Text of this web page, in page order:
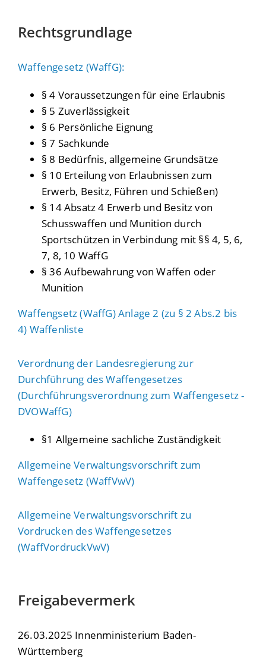
Rechtsgrundlage
Waffengesetz (WaffG):
§ 4 Voraussetzungen für eine Erlaubnis
§ 5 Zuverlässigkeit
§ 6 Persönliche Eignung
§ 7 Sachkunde
§ 8 Bedürfnis, allgemeine Grundsätze
§ 10 Erteilung von Erlaubnissen zum
Erwerb, Besitz, Führen und Schießen)
§ 14 Absatz 4 Erwerb und Besitz von
Schusswaffen und Munition durch
Sportschützen in Verbindung mit §§ 4, 5, 6,
7, 8, 10 WaffG
§ 36 Aufbewahrung von Waffen oder
Munition
Waffengsetz (WaffG) Anlage 2 (zu § 2 Abs.2 bis
4) Waffenliste
Verordnung der Landesregierung zur
Durchführung des Waffengesetzes
(Durchführungsverordnung zum Waffengesetz -
DVOWaffG)
§1 Allgemeine sachliche Zuständigkeit
Allgemeine Verwaltungsvorschrift zum
Waffengesetz (WaffVwV)
Allgemeine Verwaltungsvorschrift zu
Vordrucken des Waffengesetzes
(WaffVordruckVwV)
Freigabevermerk
26.03.2025 Innenministerium Baden-
Württemberg